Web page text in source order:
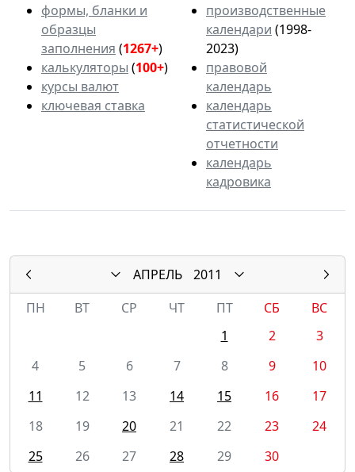
формы, бланки и
образцы
заполнения (1267+)
калькуляторы (100+)
курсы валют
ключевая ставка
производственные
календари (1998-
2023)
правовой
календарь
календарь
статистической
отчетности
календарь
кадровика
АПРЕЛЬ
2011
ПН
ВТ СР ЧТ ПТ СБ
ВС
1
2
3
4
5 6 7 8 9
10
11
12 13 14 15 16
17
18
19 20 21 22 23
24
25
26 27 28 29 30